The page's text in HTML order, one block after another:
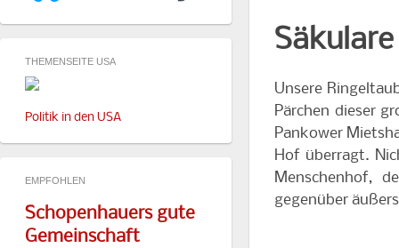
Unsere
Pärchen dieser
Pankower
Hof überragt.
Menschenhof,
gegenüber
THEMENSEITE USA
Politik in den USA
EMPFOHLEN
Schopenhauers gute
Gemeinschaft